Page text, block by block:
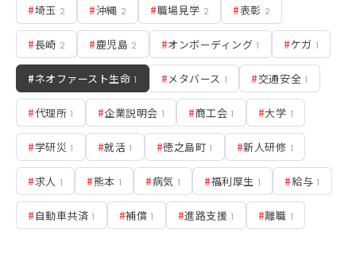
#埼玉 2 #沖縄 2 #職場見学 2 #表彰 2
#長崎 2 #鹿児島 2 #オンボーディング 1 #ケガ 1
#ネオファースト生命 1 # メタバース 1 #交通安全 1
#代理所 1 #企業説明会 1 #商工会 1 #大学 1
#学研災 1 #就活 1 #徳之島町 1 #新人研修 1
#求人 1 #熊本 1 #病気 1 #福利厚生 1 #給与 1
#自動車共済 1 #補償 1 #進路支援 1 #離職 1